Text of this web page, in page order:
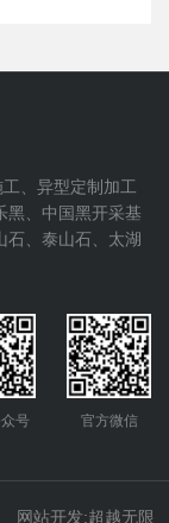
、异型定制加工
黑、中国黑开采基
石、泰山石、太湖
号 官方微信
网站开发:超越无限